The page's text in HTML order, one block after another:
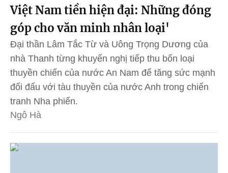
Việt Nam tiền hiện đại: Những đóng
góp cho văn minh nhân loại'
Đại thần Lâm Tắc Từ và Uông Trọng Dương của
nhà Thanh từng khuyến nghị tiếp thu bốn loại
thuyền chiến của nước An Nam để tăng sức mạnh
đối đấu với tàu thuyền của nước Anh trong chiến
tranh Nha phiến.
Ngô Hà